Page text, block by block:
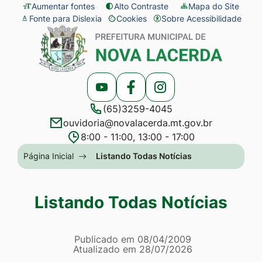
Seção
de
atalhos
acessibilidade
Ir
para
conteúdo
menu
[alt+2]
para
Aumentar fontes Alto Contraste
Mapa do Site
Fonte para Dislexia
Cookies
Abrir
preferências
de
cookies
Sobre Acessibilidade
Seção
menu
Acessar
a
Rede
Social
Acessar
a
Rede
Social
Acessar
a
Rede
Social
(65)3259-4045
ouvidoria@novalacerda.mt.gov.br
8:00 - 11:00, 13:00 - 17:00
Seção
do
principal
Página Inicial Listando Todas Notícias
Listando Todas Notícias
Página Listando Todas
Informações
Publicado em 08/04/2009
Atualizado em 28/07/2026